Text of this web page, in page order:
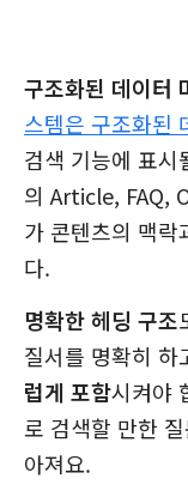
구조화된 데이터
스템은 구조화된
검색 기능에 표시
의 Article, FAQ,
가 콘텐츠의 맥락
다.
명확한 헤딩 구조
질서를 명확히 하
럽게 포함시켜야
로 검색할 만한
아져요.